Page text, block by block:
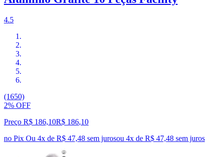
4.5
(1650)
2% OFF
Preço R$ 186,10R$ 186,10
no Pix Ou 4x de R$ 47,48 sem jurosou 4x de R$ 47,48 sem juros